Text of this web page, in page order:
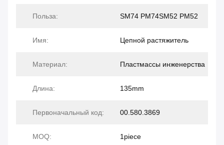
Польза: SM74 PM74SM52 PM52
Имя: Цепной растяжитель
Материал: Пластмассы инженерства
Длина: 135mm
Первоначальный код: 00.580.3869
MOQ: 1piece